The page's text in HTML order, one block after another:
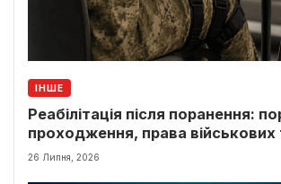
ІНШЕ
Реабілітація після поранення:
проходження, права військових
виплати
26 Липня, 2026